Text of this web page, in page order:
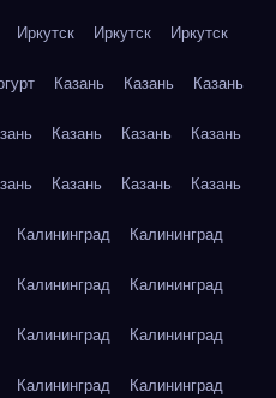
Иркутск Иркутск Иркутск
Казань Казань Казань
Казань Казань Казань
Казань Казань Казань
Калининград Калининград
Калининград Калининград
Калининград Калининград
Калининград Калининград